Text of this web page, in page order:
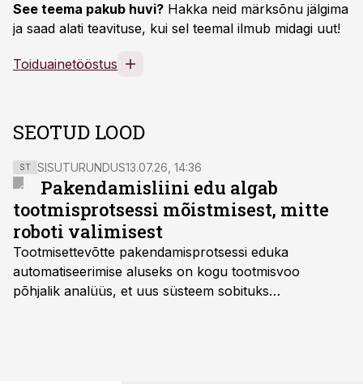
See teema pakub huvi? Hakka neid märksõnu jälgima
ja saad alati teavituse, kui sel teemal ilmub midagi uut!
Toiduainetööstus
SEOTUD LOOD
ST SISUTURUNDUS13.07.26, 14:36
Pakendamisliini edu algab
tootmisprotsessi mõistmisest, mitte
roboti valimisest
Tootmisettevõtte pakendamisprotsessi eduka
automatiseerimise aluseks on kogu tootmisvoo
põhjalik analüüs, et uus süsteem sobituks